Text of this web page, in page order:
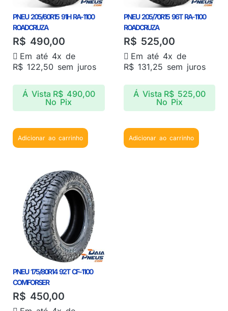
PNEU 205/60R15 91H RA-1100
ROADCRUZA
R$ 490,00
Em até 4x de
R$ 122,50 sem juros
Á Vista R$490,00
No Pix
Adicionar ao carrinho
PNEU 205/70R15 96T RA-1100
ROADCRUZA
R$ 525,00
Em até 4x de
R$131,25 sem juros
Á Vista R$525,00
No Pix
Adicionar ao carrinho
PNEU 175/80R14 92T CF-1100
COMFORSER
R$ 450,00